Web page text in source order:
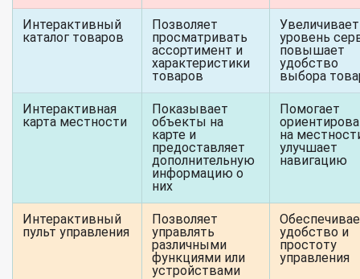
Интерактивный
каталог товаров
Позволяет
просматривать
ассортимент и
характеристики
товаров
Увеличивает
уровень
повышает
удобство
выбора
Интерактивная
карта местности
Показывает
объекты на
карте и
предоставляет
дополнительную
информацию о
них
Помогает
на
улучшает
навигацию
Интерактивный
пульт управления
Позволяет
управлять
различными
функциями или
устройствами
удобство и
простоту
управления